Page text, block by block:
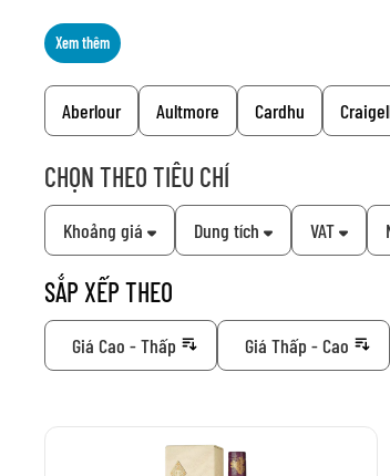
Xem thêm
Aberlour Aultmore Cardhu
CHỌN THEO TIÊU CHÍ
Khoảng giá Dung tích VAT
SẮP XẾP THEO
Giá Cao - Thấp Giá Thấp - Cao